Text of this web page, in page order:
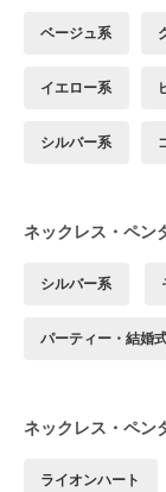
ベージュ系
イエロー系
シルバー系
ネックレス・ペン
シルバー系
パーティー・結婚
ネックレス・ペン
ライオンハート